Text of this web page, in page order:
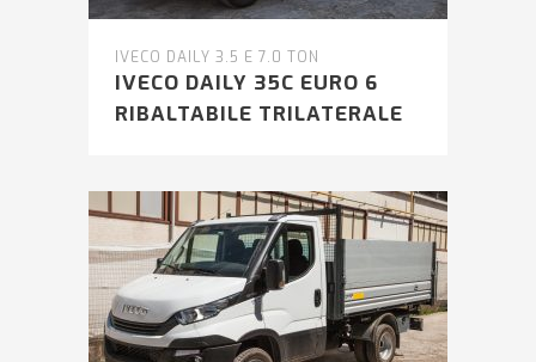
IVECO DAILY 3.5 E 7.0 TON
IVECO DAILY 35C EURO 6
RIBALTABILE TRILATERALE